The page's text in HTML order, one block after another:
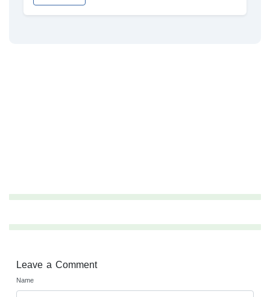
Leave a Comment
Name